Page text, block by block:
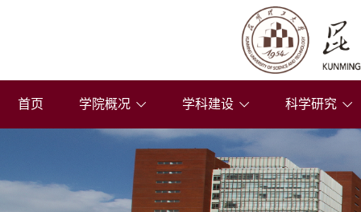
首页 学院概况 学科建设 科学研究